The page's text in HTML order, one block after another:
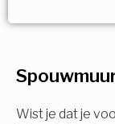
Wist je dat je
Spouwisolatie
Vul uw